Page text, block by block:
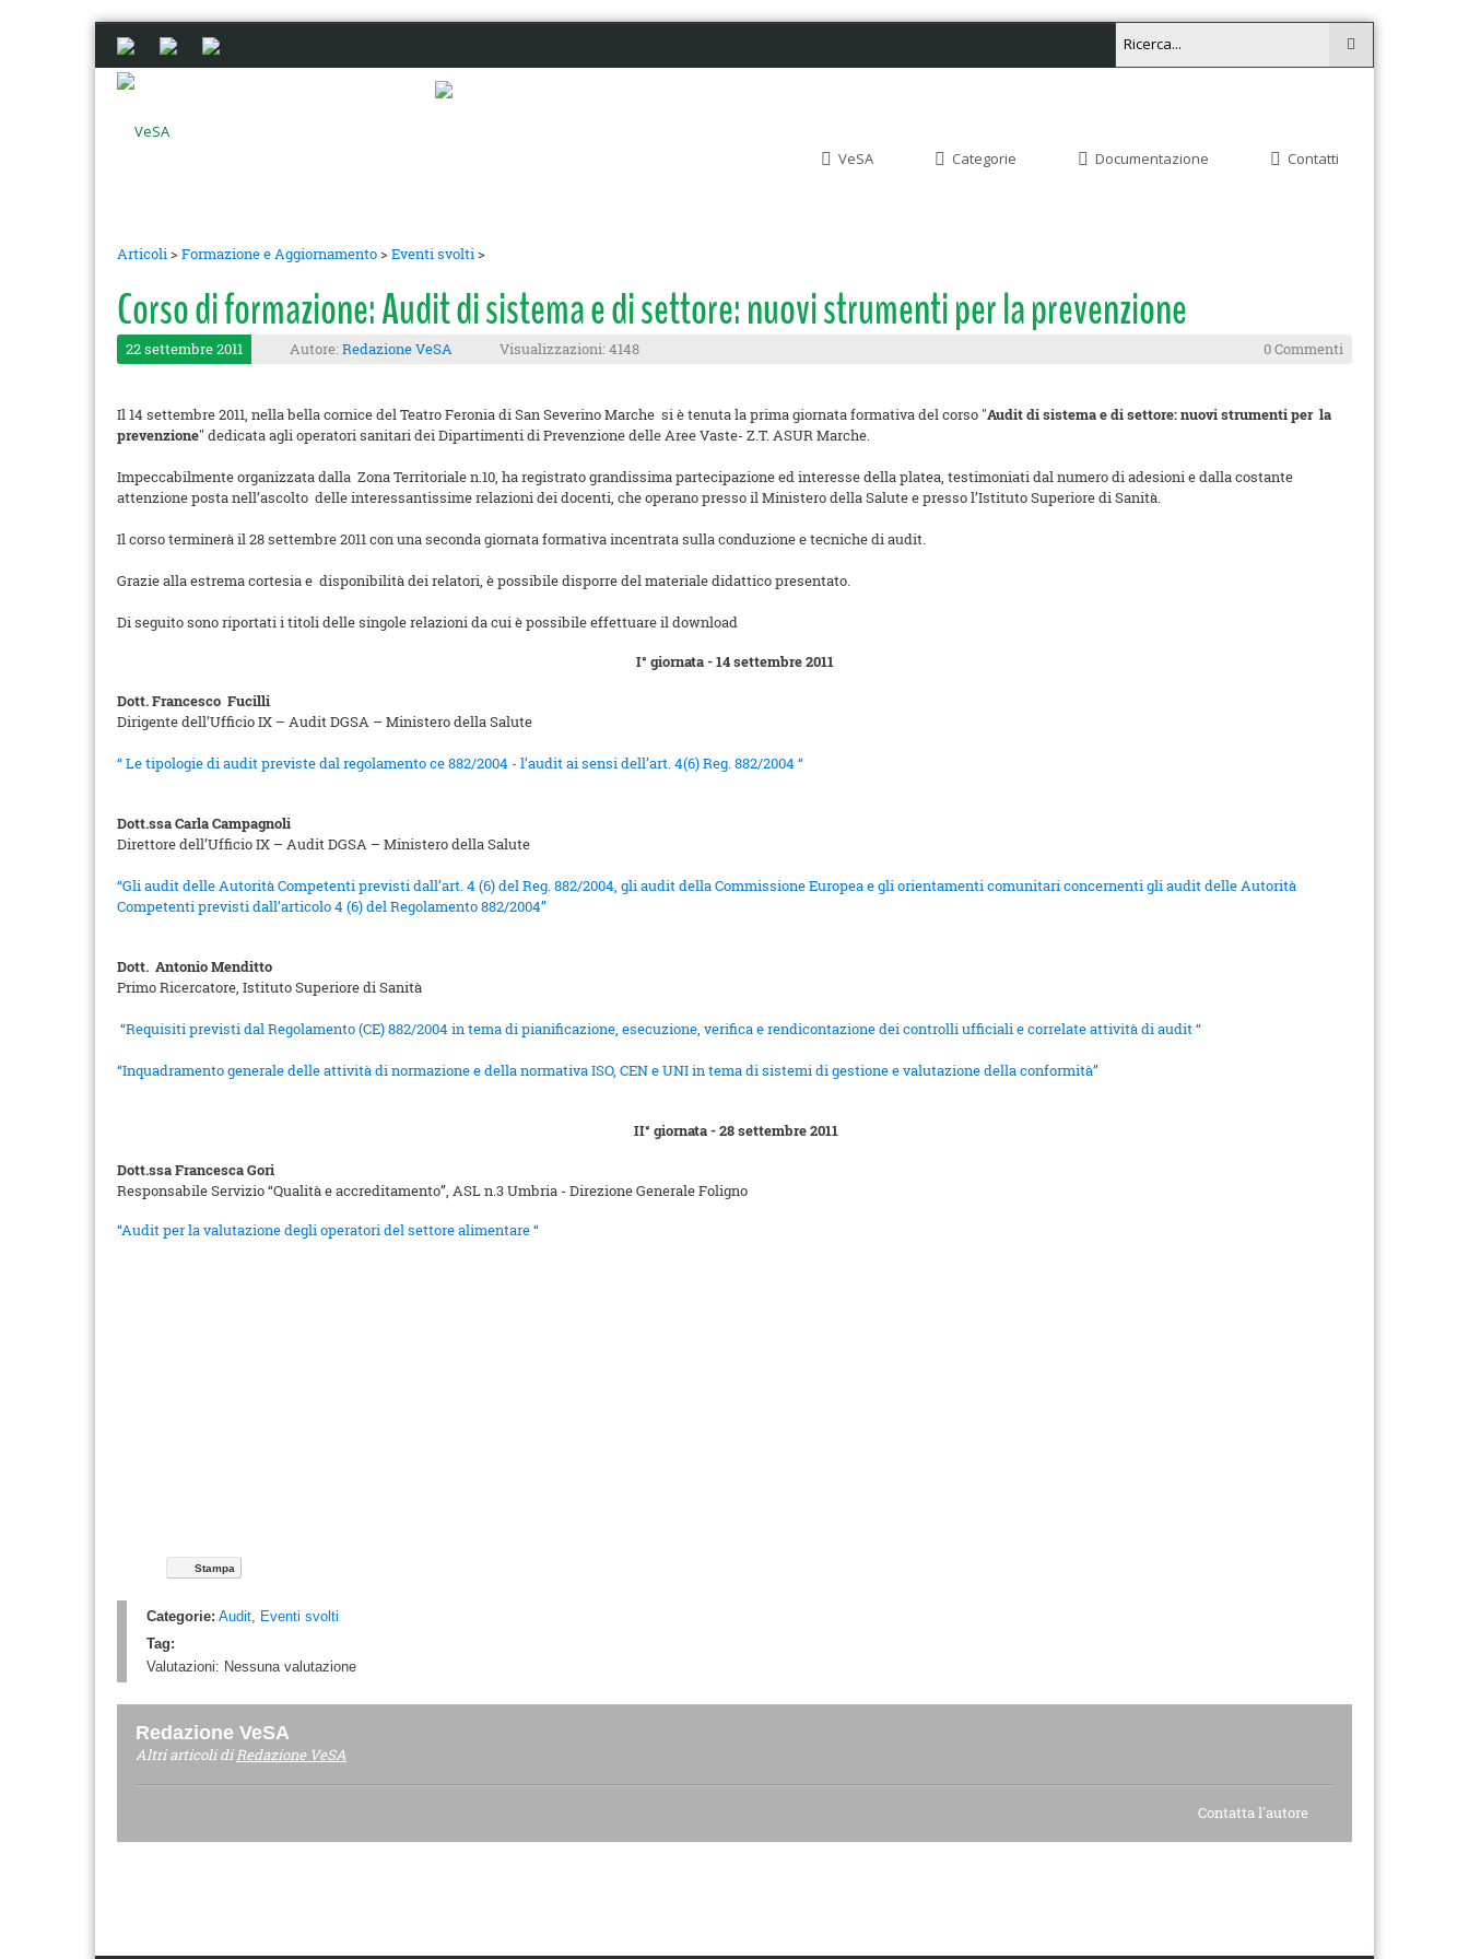
VeSA Categorie Documentazione Contatti
Articoli>Formazione e Aggiornamento>Eventi svolti>
Corso di formazione: Audit di sistema e di settore: nuovi strumenti per la prevenzione
22 settembre 2011 Autore: Redazione VeSA Visualizzazioni: 4148 0 Commenti
Il 14 settembre 2011, nella bella cornice del Teatro Feronia di San Severino Marche si è tenuta la prima giornata formativa del corso "Audit di sistema e di settore: nuovi strumenti per la
prevenzione" dedicata agli operatori sanitari dei Dipartimenti di Prevenzione delle Aree Vaste- Z.T. ASUR Marche.
Impeccabilmente organizzata dalla Zona Territoriale n.10, ha registrato grandissima partecipazione ed interesse della platea, testimoniati dal numero di adesioni e dalla costante
attenzione posta nell’ascolto delle interessantissime relazioni dei docenti, che operano presso il Ministero della Salute e presso l’Istituto Superiore di Sanità.
Il corso terminerà il 28 settembre 2011 con una seconda giornata formativa incentrata sulla conduzione e tecniche di audit.
Grazie alla estrema cortesia e disponibilità dei relatori, è possibile disporre del materiale didattico presentato.
Di seguito sono riportati i titoli delle singole relazioni da cui è possibile effettuare il download
I° giornata - 14 settembre 2011
Dott. Francesco Fucilli
Dirigente dell’Ufficio IX – Audit DGSA – Ministero della Salute
“ Le tipologie di audit previste dal regolamento ce 882/2004 - l’audit ai sensi dell’art. 4(6) Reg. 882/2004 “
Dott.ssa Carla Campagnoli
Direttore dell’Ufficio IX – Audit DGSA – Ministero della Salute
“Gli audit delle Autorità Competenti previsti dall’art. 4 (6) del Reg. 882/2004, gli audit della Commissione Europea e gli orientamenti comunitari concernenti gli audit delle Autorità
Competenti previsti dall’articolo 4 (6) del Regolamento 882/2004”
Dott. Antonio Menditto
Primo Ricercatore, Istituto Superiore di Sanità
“Requisiti previsti dal Regolamento (CE) 882/2004 in tema di pianificazione, esecuzione, verifica e rendicontazione dei controlli ufficiali e correlate attività di audit “
“Inquadramento generale delle attività di normazione e della normativa ISO, CEN e UNI in tema di sistemi di gestione e valutazione della conformità”
II° giornata - 28 settembre 2011
Dott.ssa Francesca Gori
Responsabile Servizio “Qualità e accreditamento”, ASL n.3 Umbria - Direzione Generale Foligno
“Audit per la valutazione degli operatori del settore alimentare “
Stampa
Categorie: Audit, Eventi svolti
Tag:
Valutazioni: Nessuna valutazione
Redazione VeSA
Altri articoli diRedazione VeSA
Contatta l'autore